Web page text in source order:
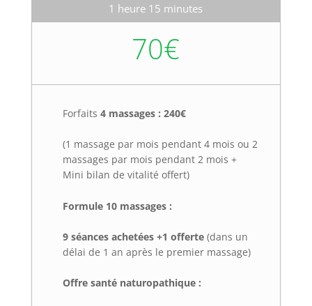
1 heure 15 minutes
70€
Forfaits 4 massages : 240€
(1 massage par mois pendant 4 mois ou 2
massages par mois pendant 2 mois +
Mini bilan de vitalité offert)
Formule 10 massages :
9 séances achetées +1 offerte (dans un
délai de 1 an après le premier massage)
Offre santé naturopathique :